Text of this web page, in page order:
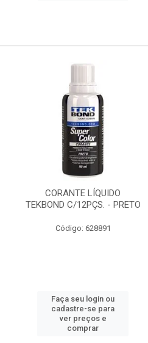
CORANTE LÍQUIDO
TEKBOND C/12PÇS. - PRETO
Código: 628891
Faça seu login ou
cadastre-se para
ver preços e
comprar